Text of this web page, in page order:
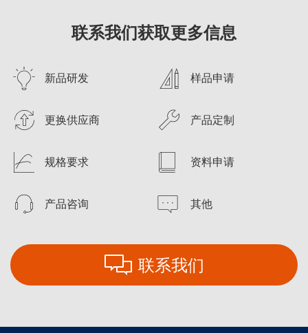
联系我们获取更多信息
新品研发 样品申请
更换供应商 产品定制
规格要求 资料申请
产品咨询 其他
联系我们